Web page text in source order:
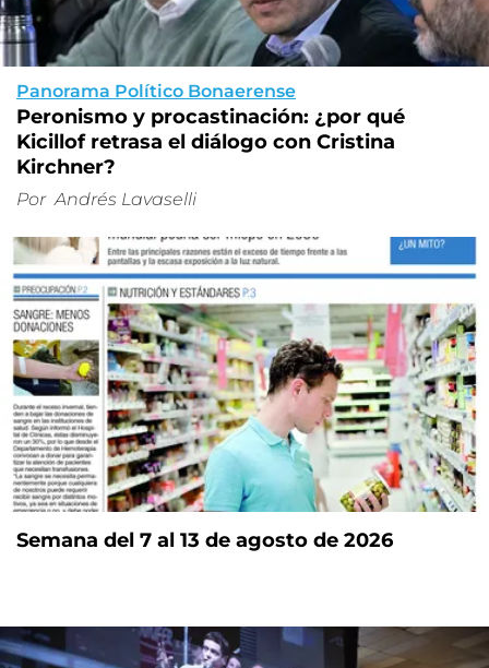
Panorama Político Bonaerense
Peronismo y procastinación: ¿por qué
Kicillof retrasa el diálogo con Cristina
Kirchner?
Por Andrés Lavaselli
Semana del 7 al 13 de agosto de 2026